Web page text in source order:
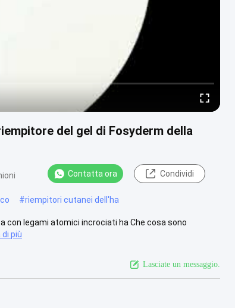
del gel di Fosyderm della
Contatta ora Condividi
#riempitori cutanei dell'ha
con legami atomici incrociati ha Che cosa sono
di più
Lasciate un messaggio.